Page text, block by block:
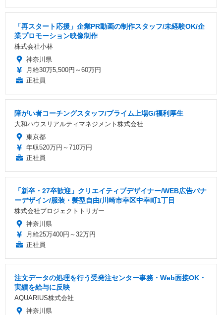
「再スタート応援」企業PR動画の制作スタッフ/未経験OK/企
業プロモーション映像制作
株式会社小林
神奈川県
月給30万5,500円～60万円
正社員
障がい者コーチングスタッフ/プライム上場G/福利厚生
大和ハウスリアルティマネジメント株式会社
東京都
年収520万円～710万円
正社員
「新卒・27卒歓迎」クリエイティブデザイナー/WEB広告バナ
ーデザイン/服装・髪型自由/川崎市幸区中幸町1丁目
株式会社プロジェクトトリガー
神奈川県
月給25万400円～32万円
正社員
注文データの処理を行う受発注センター事務・Web面接OK・
実績を給与に反映
AQUARIUS株式会社
神奈川県